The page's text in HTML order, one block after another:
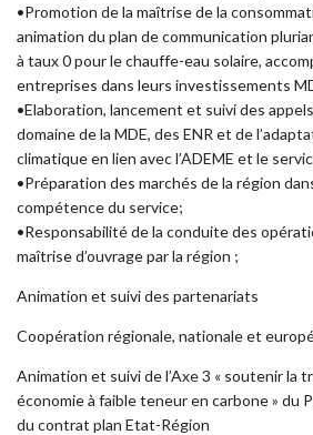
•Promotion de la maîtrise de la
animation du plan de communication
à taux 0 pour le chauffe-eau solaire,
entreprises dans leurs investissements
•Elaboration, lancement et suivi des
domaine de la MDE, des ENR et de
climatique en lien avec l’ADEME et le
•Préparation des marchés de la région
compétence du service;
•Responsabilité de la conduite des
maîtrise d’ouvrage par la région ;
Animation et suivi des partenariats
Coopération régionale, nationale et
Animation et suivi de l’Axe 3 « soutenir la
économie à faible teneur en carbone » du
du contrat plan Etat-Région